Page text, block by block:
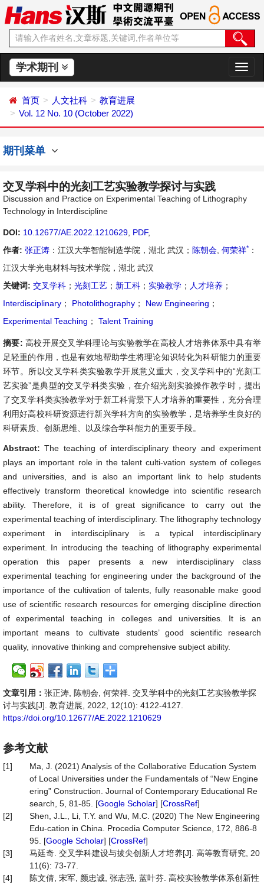
学术期刊
切
换
首页 人文社科
教育进展
Vol. 12 No. 10 (October 2022)
期刊菜单
交叉学科中的光刻工艺实验教学探讨与实践
Discussion and Practice on Experimental Teaching of Lithography
Technology in Interdiscipline
DOI: 10.12677/AE.2022.1210629 PDF,
作者: 张正涛 ：江汉大学智能制造学院，湖北 武汉； 陈朝会 何荣祥* ：
江汉大学光电材料与技术学院，湖北 武汉
关键词: 交叉学科 ； 光刻工艺 ； 新工科 ； 实验教学 ； 人才培养 ；
Interdisciplinary ； Photolithography ； New Engineering ；
Experimental Teaching ； Talent Training
摘要: 高校开展交叉学科理论与实验教学在高校人才培养体系中具有举
足轻重的作用，也是有效地帮助学生将理论知识转化为科研能力的重要
环节。所以交叉学科类实验教学开展意义重大，交叉学科中的“光刻工
艺实验”是典型的交叉学科类实验，在介绍光刻实验操作教学时，提出
了交叉学科类实验教学对于新工科背景下人才培养的重要性，充分合理
利用好高校科研资源进行新兴学科方向的实验教学，是培养学生良好的
科研素质、创新思维、以及综合学科能力的重要手段。
Abstract:The teaching of interdisciplinary theory and experiment
plays an important role in the talent culti-vation system of colleges
and universities, and is also an important link to help students
effectively transform theoretical knowledge into scientific research
ability. Therefore, it is of great significance to carry out the
experimental teaching of interdisciplinary. The lithography technology
experiment in interdisciplinary is a typical interdisciplinary
experiment. In introducing the teaching of lithography experimental
operation this paper presents a new interdisciplinary class
experimental teaching for engineering under the background of the
importance of the cultivation of talents, fully reasonable make good
use of scientific research resources for emerging discipline direction
of experimental teaching in colleges and universities. It is an
important means to cultivate students’ good scientific research
quality, innovative thinking and comprehensive subject ability.
文章引用： 张正涛, 陈朝会, 何荣祥. 交叉学科中的光刻工艺实验教学探
讨与实践[J]. 教育进展, 2022, 12(10): 4122-4127.
https://doi.org/10.12677/AE.2022.1210629
参考文献
[1]
Ma, J. (2021) Analysis of the Collaborative Education System
of Local Universities under the Fundamentals of “New Engine
ering” Construction. Journal of Contemporary Educational Re
search, 5, 81-85. [Google Scholar] [CrossRef]
[2]
Shen, J.L., Li, T.Y. and Wu, M.C. (2020) The New Engineering
Edu-cation in China. Procedia Computer Science, 172, 886-8
95. [Google Scholar] [CrossRef]
[3]
马廷奇. 交叉学科建设与拔尖创新人才培养[J]. 高等教育研究, 20
11(6): 73-77.
[4]
陈文倩, 宋军, 颜忠诚, 张志强, 蓝叶芬. 高校实验教学体系创新性